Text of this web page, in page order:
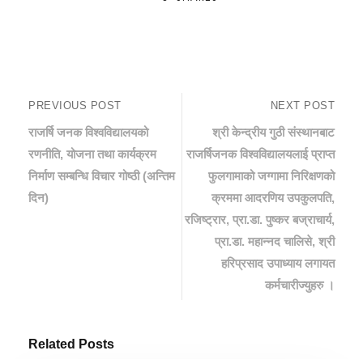
PREVIOUS POST
राजर्षि जनक विश्‍वविद्यालयको
रणनीति, योजना तथा कार्यक्रम
निर्माण सम्बन्धि विचार गोष्‍ठी (अन्तिम
दिन)
NEXT POST
श्री केन्द्रीय गुठी संस्थानबाट
राजर्षिजनक विश्‍वविद्यालयलाई प्राप्त
फुलगामाको जग्गामा निरिक्षणको
क्रममा आदरणिय उपकुलपति,
रजिष्‍ट्रार, प्रा.डा. पुष्‍कर बज्राचार्य,
प्रा.डा. महान्‍नद चालिसे, श्री
हरिप्रसाद उपाध्याय लगायत
कर्मचारीज्युहरु ।
Related Posts